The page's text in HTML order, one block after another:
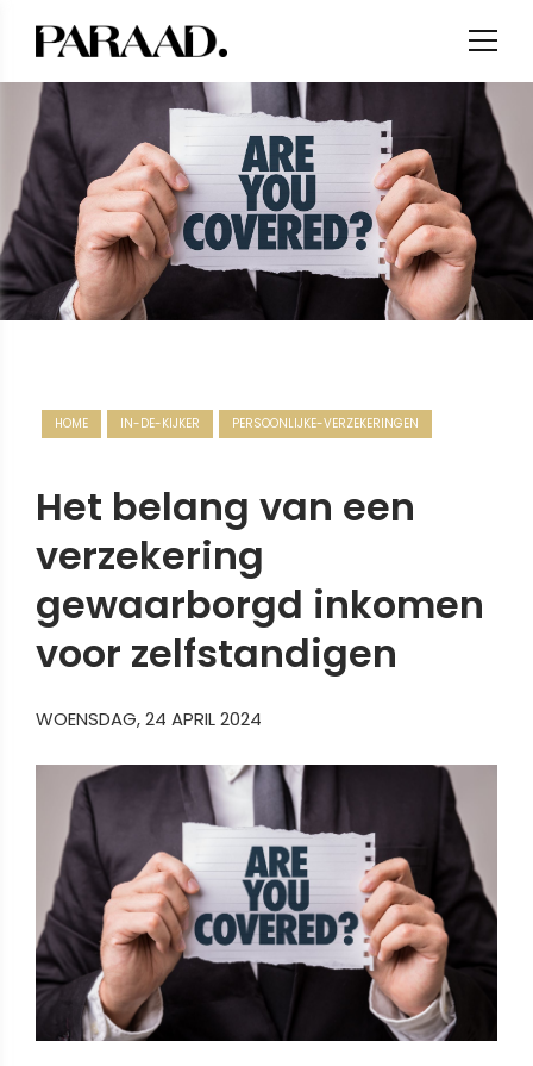
HOME IN-DE-KIJKER PERSOONLIJKE-VERZEKERINGEN
Het belang van een
verzekering
gewaarborgd inkomen
voor zelfstandigen
WOENSDAG, 24 APRIL 2024